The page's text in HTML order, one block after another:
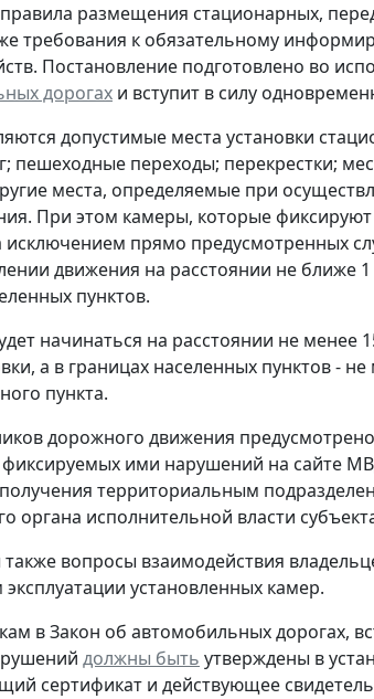
размещения стационарных,
требования к обязательному
Постановление подготовлено во
дорогах и вступит в силу
допустимые места установки
пешеходные переходы; перекрестки;
места, определяемые при
При этом камеры, которые
исключением прямо предусмотренных
движения на расстоянии не ближе 1
пунктов.
начинаться на расстоянии не менее
а в границах населенных пунктов -
пункта.
дорожного движения
ими нарушений на сайте
территориальным
исполнительной власти
вопросы взаимодействия
установленных камер.
в Закон об автомобильных дорогах,
должны быть утверждены в
сертификат и действующее